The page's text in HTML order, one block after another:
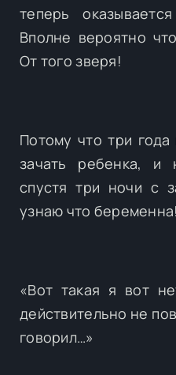
теперь
Вполне вероятно
От того зверя!
Потому что три
зачать ребенка,
спустя три ночи с
узнаю что беременна!
«Вот такая я вот
действительно не
говорил…»